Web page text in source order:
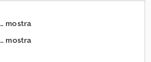
mostra
mostra